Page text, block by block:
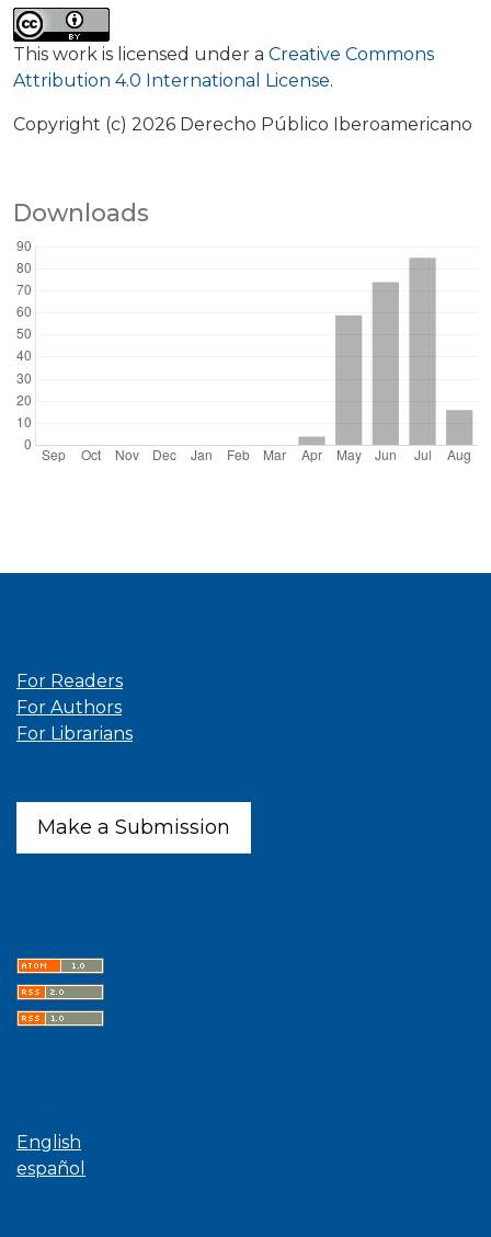
This work is licensed under a Creative Commons
Attribution 4.0 International License.
Copyright (c) 2026 Derecho Público Iberoamericano
Downloads
For Readers
For Authors
For Librarians
Make a Submission
English
español